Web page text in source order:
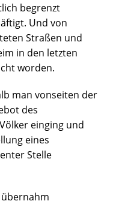
begrenzt
Und von
Straßen und
in den letzten
worden.
man vonseiten der
des
einging und
eines
Stelle